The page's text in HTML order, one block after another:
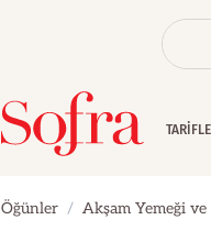
Öğünler Akşam Yemeği